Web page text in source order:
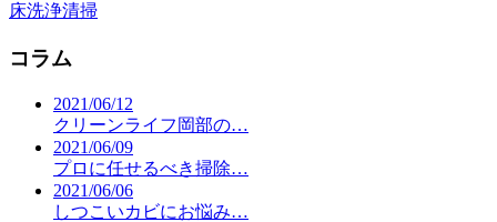
床洗浄清掃
コラム
2021/06/12
クリーンライフ岡部の…
2021/06/09
プロに任せるべき掃除…
2021/06/06
しつこいカビにお悩み…